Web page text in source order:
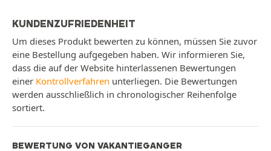
KUNDENZUFRIEDENHEIT
Um dieses Produkt bewerten zu können, müssen Sie zuvor
eine Bestellung aufgegeben haben. Wir informieren Sie,
dass die auf der Website hinterlassenen Bewertungen
einer Kontrollverfahren unterliegen. Die Bewertungen
werden ausschließlich in chronologischer Reihenfolge
sortiert.
BEWERTUNG VON VAKANTIEGANGER